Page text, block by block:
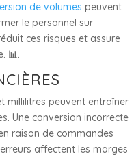
de volumes peuvent
le personnel sur
ces risques et assure
📊.
millilitres peuvent entraîner
Une conversion incorrecte
raison de commandes
affectent les marges